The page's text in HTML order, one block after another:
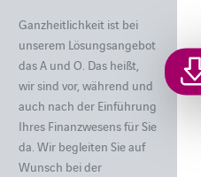
Ganzheitlichkeit ist bei
unserem Lösungsangebot
das A und O. Das heißt,
wir sind vor, während und
auch nach der Einführung
Ihres Finanzwesens für Sie
da. Wir begleiten Sie auf
Wunsch bei der